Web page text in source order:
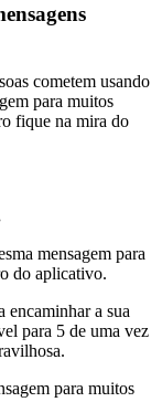
cometem usando
para muitos
fique na mira do
mensagem para
do aplicativo.
encaminhar a sua
para 5 de uma vez
para muitos